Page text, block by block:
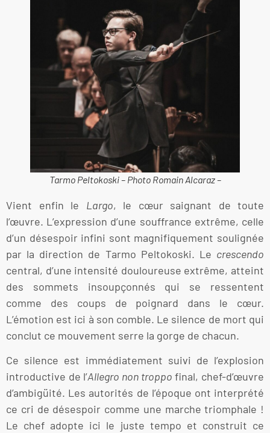
Tarmo Peltokoski – Photo Romain Alcaraz –
Vient enfin le Largo, le cœur saignant de toute
l’œuvre. L’expression d’une souffrance extrême, celle
d’un désespoir infini sont magnifiquement soulignée
par la direction de Tarmo Peltokoski. Le crescendo
central, d’une intensité douloureuse extrême, atteint
des sommets insoupçonnés qui se ressentent
comme des coups de poignard dans le cœur.
L’émotion est ici à son comble. Le silence de mort qui
conclut ce mouvement serre la gorge de chacun.
Ce silence est immédiatement suivi de l’explosion
introductive de l’Allegro non troppo final, chef-d’œuvre
d’ambigüité. Les autorités de l’époque ont interprété
ce cri de désespoir comme une marche triomphale !
Le chef adopte ici le juste tempo et construit ce